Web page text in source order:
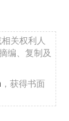
关权利人
编、复制及
，获得书面